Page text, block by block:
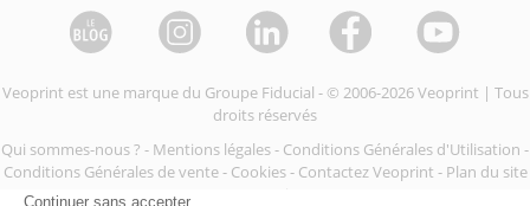
Veoprint est une marque du Groupe Fiducial - © 2006-2026 Veoprint | Tous
droits réservés
Qui sommes-nous ? - Mentions légales- Conditions Générales d'Utilisation -
Conditions Générales de vente- Cookies- Contactez Veoprint - Plan du site